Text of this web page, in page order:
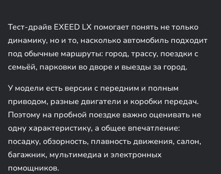
Тест-драйв EXEED LX помогает понять не только
динамику, но и то, насколько автомобиль подходит
под обычные маршруты: город, трассу, поездки с
семьёй, парковки во дворе и выезды за город.
У модели есть версии с передним и полным
приводом, разные двигатели и коробки передач.
Поэтому на пробной поездке важно оценивать не
одну характеристику, а общее впечатление:
посадку, обзорность, плавность движения, салон,
багажник, мультимедиа и электронных
помощников.